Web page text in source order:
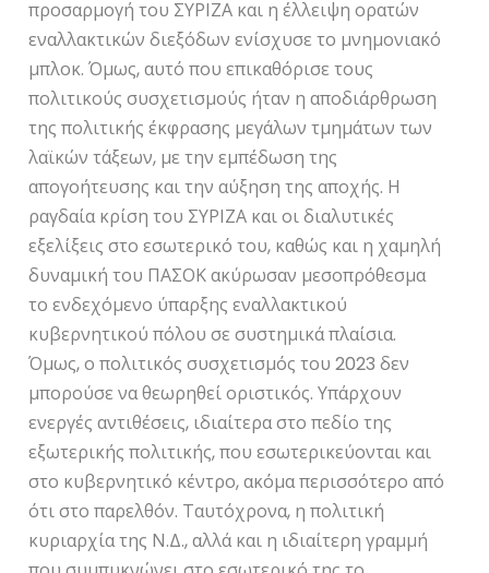
προσαρμογή του ΣΥΡΙΖΑ και η έλλειψη ορατών
εναλλακτικών διεξόδων ενίσχυσε το μνημονιακό
μπλοκ. Όμως, αυτό που επικαθόρισε τους
πολιτικούς συσχετισμούς ήταν η αποδιάρθρωση
της πολιτικής έκφρασης μεγάλων τμημάτων των
λαϊκών τάξεων, με την εμπέδωση της
απογοήτευσης και την αύξηση της αποχής. Η
ραγδαία κρίση του ΣΥΡΙΖΑ και οι διαλυτικές
εξελίξεις στο εσωτερικό του, καθώς και η χαμηλή
δυναμική του ΠΑΣΟΚ ακύρωσαν μεσοπρόθεσμα
το ενδεχόμενο ύπαρξης εναλλακτικού
κυβερνητικού πόλου σε συστημικά πλαίσια.
Όμως, ο πολιτικός συσχετισμός του 2023 δεν
μπορούσε να θεωρηθεί οριστικός. Υπάρχουν
ενεργές αντιθέσεις, ιδιαίτερα στο πεδίο της
εξωτερικής πολιτικής, που εσωτερικεύονται και
στο κυβερνητικό κέντρο, ακόμα περισσότερο από
ότι στο παρελθόν. Ταυτόχρονα, η πολιτική
κυριαρχία της Ν.Δ., αλλά και η ιδιαίτερη γραμμή